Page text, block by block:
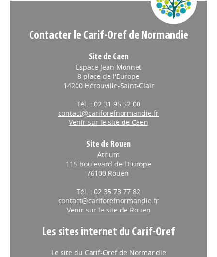
Contacter le Carif-Oref de Normandie
Site de Caen
Espace Jean Monnet
8 place de l'Europe
Tél. : 02 31 95 52 00
contact@cariforefnormandie.fr
Venir sur le site de Caen
Site de Rouen
Atrium
115 boulevard de l'Europe
Tél. : 02 35 73 77 82
contact@cariforefnormandie.fr
Venir sur le site de Rouen
Les sites internet du Carif-Oref